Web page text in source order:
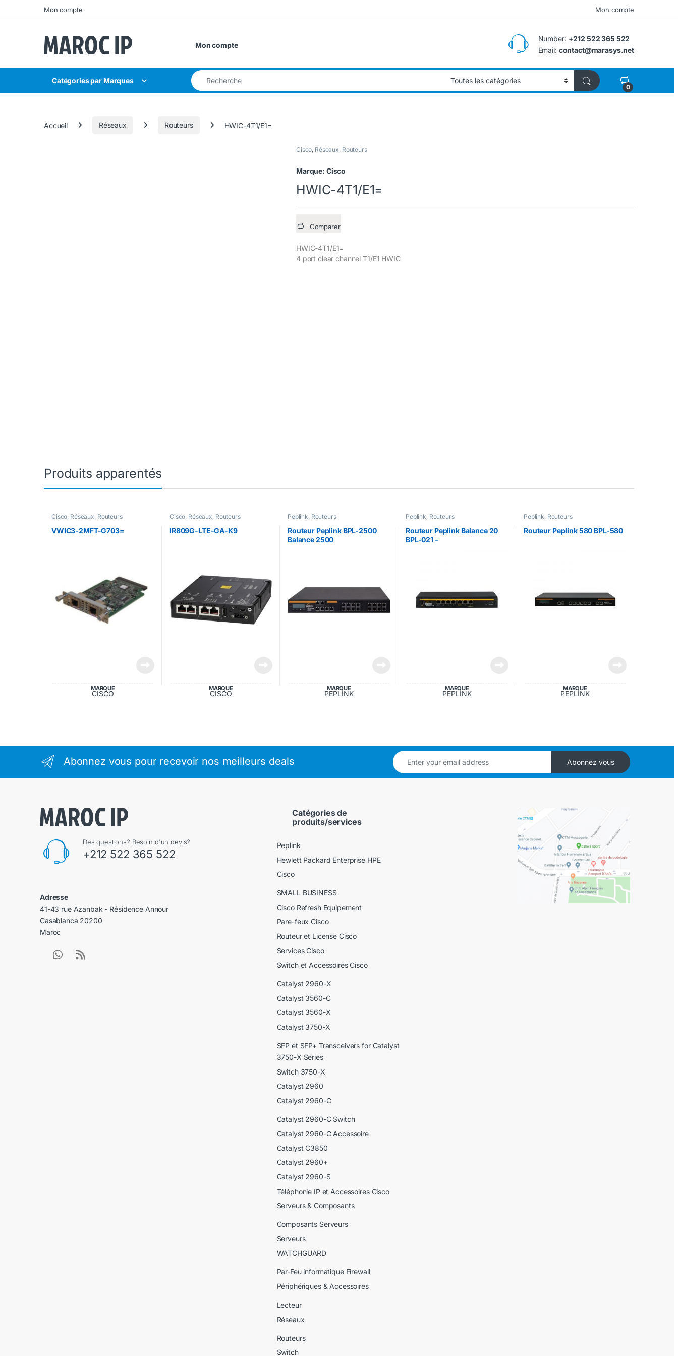
Skip to navigation
Skip to contentMon compte Mon compte
Mon compte
Number: +212 522 365 522
Email: contact@marasys.net
Catégories par Marques
Search for:
0
Accueil Réseaux Routeurs HWIC-4T1/E1=
Cisco, Réseaux, Routeurs
Marque: Cisco
HWIC-4T1/E1=
Comparer
HWIC-4T1/E1=
4 port clear channel T1/E1 HWIC
Produits apparentés
Cisco, Réseaux, Routeurs
VWIC3-2MFT-G703=
MARQUE
CISCO
Cisco, Réseaux, Routeurs
IR809G-LTE-GA-K9
MARQUE
CISCO
Peplink, Routeurs
Routeur Peplink BPL-2500
Balance 2500
MARQUE
PEPLINK
Peplink, Routeurs
Routeur Peplink Balance 20
BPL-021 –
MARQUE
PEPLINK
Peplink, Routeurs
Routeur Peplink 580 BPL-580
MARQUE
PEPLINK
Abonnez vous pour recevoir nos meilleurs deals Abonnez vous
Des questions? Besoin d'un devis?
+212 522 365 522
Adresse
41-43 rue Azanbak - Résidence Annour
Casablanca 20200
Maroc
Catégories de
produits/services
Peplink
Hewlett Packard Enterprise HPE
Cisco
SMALL BUSINESS
Cisco Refresh Equipement
Pare-feux Cisco
Routeur et License Cisco
Services Cisco
Switch et Accessoires Cisco
Catalyst 2960-X
Catalyst 3560-C
Catalyst 3560-X
Catalyst 3750-X
SFP et SFP+ Transceivers for Catalyst
3750-X Series
Switch 3750-X
Catalyst 2960
Catalyst 2960-C
Catalyst 2960-C Switch
Catalyst 2960-C Accessoire
Catalyst C3850
Catalyst 2960+
Catalyst 2960-S
Téléphonie IP et Accessoires Cisco
Serveurs & Composants
Composants Serveurs
Serveurs
WATCHGUARD
Par-Feu informatique Firewall
Périphériques & Accessoires
Lecteur
Réseaux
Routeurs
Switch